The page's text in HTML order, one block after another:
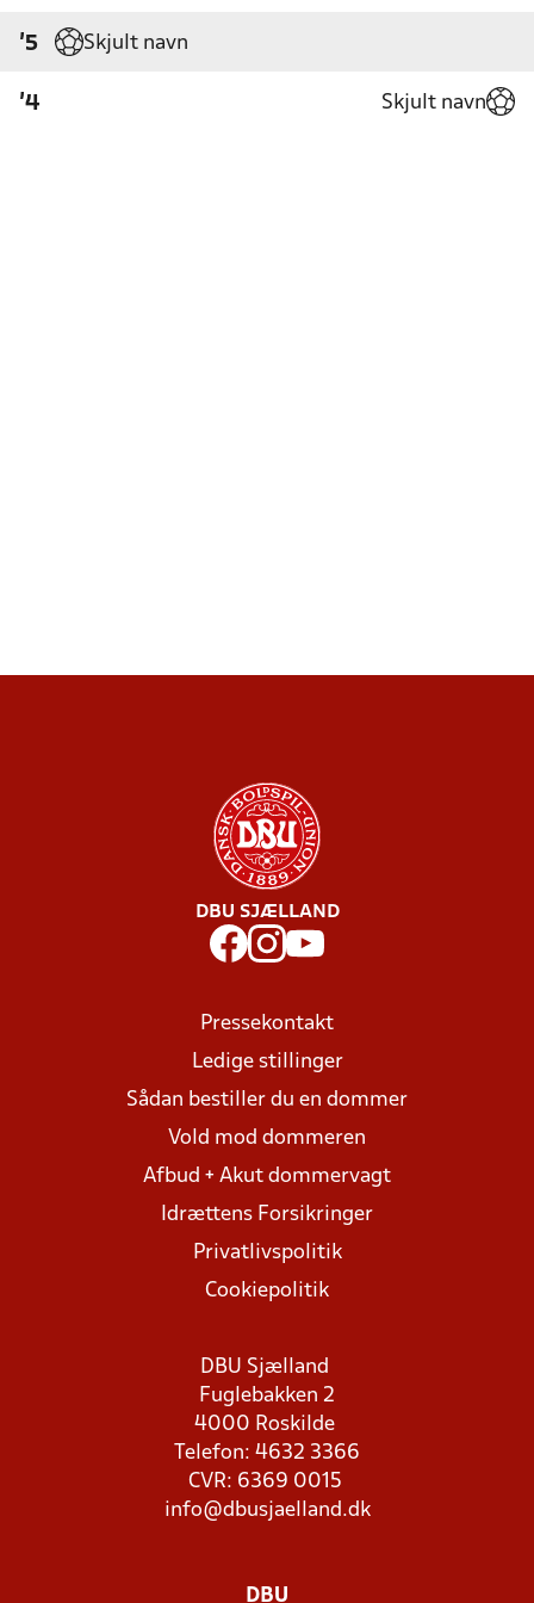
'5 Skjult navn
'4 Skjult navn
DBU SJÆLLAND
Pressekontakt
Ledige stillinger
Sådan bestiller du en dommer
Vold mod dommeren
Afbud + Akut dommervagt
Idrættens Forsikringer
Privatlivspolitik
Cookiepolitik
DBU Sjælland
Fuglebakken 2
4000 Roskilde
Telefon: 4632 3366
CVR: 6369 0015
info@dbusjaelland.dk
DBU